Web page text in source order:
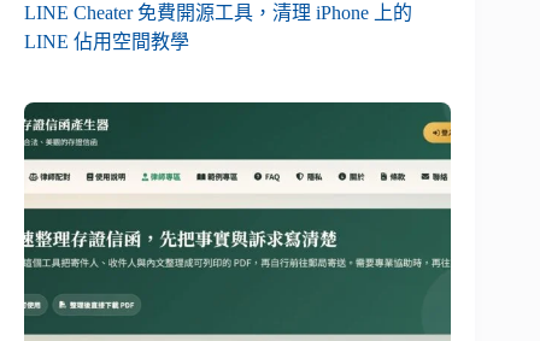
LINE Cheater 免費開源工具，清理 iPhone 上的
LINE 佔用空間教學